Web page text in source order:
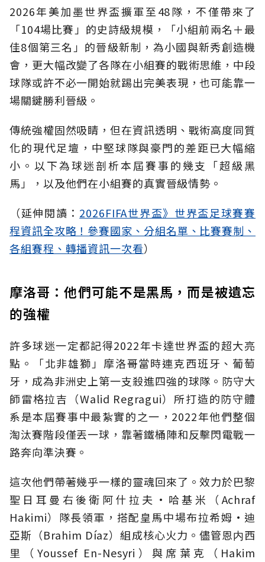
2026年美加墨世界盃擴軍至48隊，不僅帶來了
「104場比賽」的史詩級規模，「小組前兩名＋最
佳8個第三名」的晉級新制，為小國與新秀創造機
會，更大幅改變了各隊在小組賽的戰術思維，中段
球隊或許不必一開始就踢出完美表現，也可能靠一
場關鍵勝利晉級。
傳統強權固然吸睛，但在資訊透明、戰術高度同質
化的現代足壇，中堅球隊與豪門的差距已大幅縮
小。以下為球迷剖析本屆賽事的幾支「超級黑
馬」，以及他們在小組賽的真實晉級情勢。
（延伸閱讀： 2026FIFA世界盃》世界盃足球賽賽
程資訊全攻略！參賽國家、分組名單、比賽賽制、
各組賽程、轉播資訊一次看）
摩洛哥：他們可能不是黑馬，而是被遺忘
的強權
許多球迷一定都記得2022年卡達世界盃的超大亮
點。「北非雄獅」摩洛哥當時連克西班牙、葡萄
牙，成為非洲史上第一支殺進四強的球隊。防守大
師雷格拉吉（Walid Regragui）所打造的防守體
系是本屆賽事中最紮實的之一，2022年他們整個
淘汰賽階段僅丟一球，靠著鐵桶陣和反擊閃電戰一
路奔向準決賽。
這次他們帶著幾乎一樣的靈魂回來了。效力於巴黎
聖日耳曼右後衛阿什拉夫·哈基米（Achraf
Hakimi）隊長領軍，搭配皇馬中場布拉希姆·迪
亞斯（Brahim Díaz）組成核心火力。儘管恩内西
里（Youssef En-Nesyri）與席葉克（Hakim